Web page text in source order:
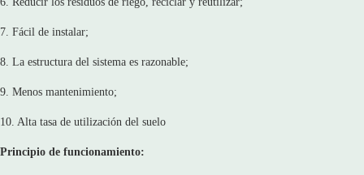
7. Fácil de instalar;
8. La estructura del sistema es razonable;
9. Menos mantenimiento;
10. Alta tasa de utilización del suelo
Principio de funcionamiento: